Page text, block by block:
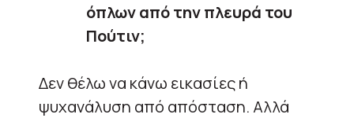
όπλων από την πλευρά του
Πούτιν;
Δεν θέλω να κάνω εικασίες ή
ψυχανάλυση από απόσταση. Αλλά